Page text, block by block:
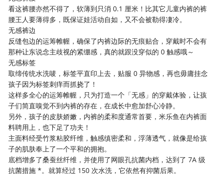
看这裤腰亦然不得了，软薄到只消 0.1 厘米！比其它儿童内裤的裤
腰王人要薄得多，既保证娃活动自如，又不会被勒得凄冷。
无感裤边
反缝包边的运筹帷幄，确保了内裤边际的无痕贴合，穿戴时不会有
那种让东说念主歧视的紧绷感，真的就跟没穿似的 0 触感哦～
无感标签
取缔传统水洗唛，标签平直印上去，贴服 0 异物感，再也毋庸挂念
孩子因为标签刺痒而抓挠了！
这样多全心的运筹帷幄，只为打造一个「无感」的穿戴体验，让孩
子们简直嗅觉不到内裤的存在，在成长中愈加舒心冷静。
另外，孩子的皮肤娇嫩，内裤的柔和度通常首要，米乐鱼在内裤面
料聘用上，也下足了功夫！
主面料经受竹浆粘胶纤维，触感缜密柔和，浮薄透气，就像是给孩
子的肌肤奉上了一个平和的拥抱。
底档增多了桑蚕丝纤维，并使用了网眼孔抗菌内档，达到了 7A 级
抗菌措施 *。就算经过 150 次水洗，它依然有抑菌后果。